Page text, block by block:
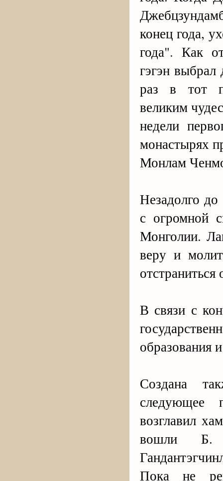
конец года,
года". Как
гэгэн выбрал
раз в тот
великим
недели
монастырях
Монлам
Незадолго до
с огромной
Монголии.
веру и
В связи с
образования
Создана
следующее
возглавил
вошли Б.
Пока не